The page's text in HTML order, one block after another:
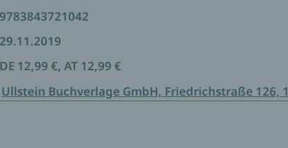
9783843721042
29.11.2019
DE 12,99 €, AT 12,99 €
Ullstein Buchverlage GmbH, Friedrichstraße 126,